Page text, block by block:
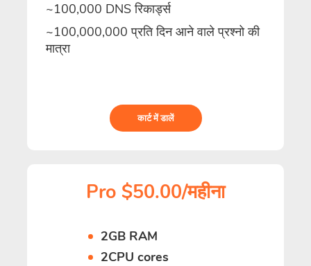
~100,000 DNS रिकार्ड्स
~100,000,000 प्रति दिन आने वाले प्रश्नो की
मात्रा
कार्ट में डालें
Pro $50.00/महीना
2GB RAM
2CPU cores